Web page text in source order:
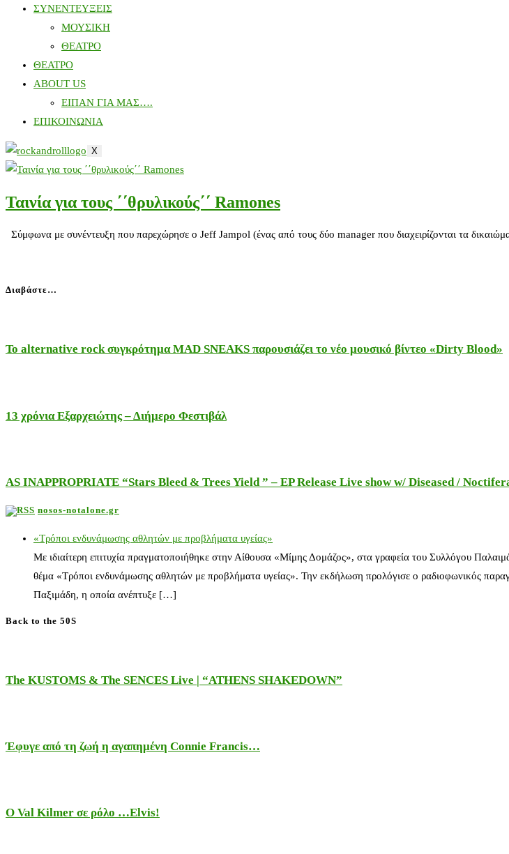
ΣΥΝΕΝΤΕΥΞΕΙΣ
ΜΟΥΣΙΚΗ
ΘΕΑΤΡΟ
ΘΕΑΤΡΟ
ABOUT US
ΕΙΠΑΝ ΓΙΑ ΜΑΣ….
ΕΠΙΚΟΙΝΩΝΙΑ
X
Ταινία για τους ΄΄θρυλικούς΄΄ Ramones
Σύμφωνα με συνέντευξη που παρεχώρησε ο Jeff Jampol (ένας από τους δύο manager που διαχειρίζονται τα
Διαβάστε…
Το alternative rock συγκρότημα MAD SNEAKS παρουσιάζει το νέο μουσικό βίντεο «Dirty Blood»
13 χρόνια Εξαρχειώτης – Διήμερο Φεστιβάλ
AS INAPPROPRIATE “Stars Bleed & Trees Yield ” – EP Release Live show w/ Diseased /
nosos-notalone.gr
«Τρόποι ενδυνάμωσης αθλητών με προβλήματα υγείας»
Με ιδιαίτερη επιτυχία πραγματοποιήθηκε στην Αίθουσα «Μίμης Δομάζος», στα γραφεία του Συλλόγου
θέμα «Τρόποι ενδυνάμωσης αθλητών με προβλήματα υγείας». Την εκδήλωση προλόγισε ο ραδιοφωνικός
Παξιμάδη, η οποία ανέπτυξε […]
Back to the 50S
The KUSTOMS & The SENCES Live | “ATHENS SHAKEDOWN”
Έφυγε από τη ζωή η αγαπημένη Connie Francis…
Ο Val Kilmer σε ρόλο …Elvis!